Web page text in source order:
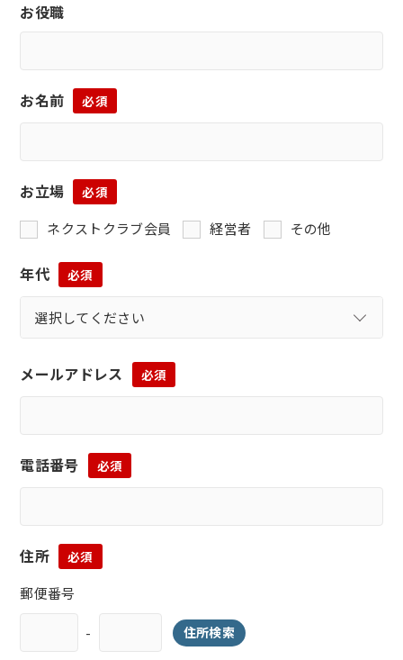
お役職
お名前 必須
お立場 必須
ネクストクラブ会員 経営者 その他
年代 必須
メールアドレス 必須
電話番号 必須
住所 必須
郵便番号
- 住所検索